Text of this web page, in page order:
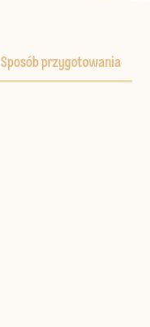
Sposób przygotowania